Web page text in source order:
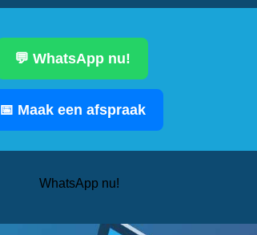
💬 WhatsApp nu!
📅 Maak een afspraak
WhatsApp nu!